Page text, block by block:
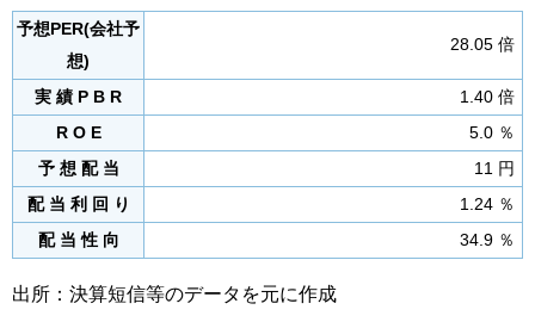
予想PER(会社予
想)
28.05 倍
実 績 P B R
1.40 倍
R O E
5.0 ％
予 想 配 当
11 円
配 当 利 回 り
1.24 ％
配 当 性 向
34.9 ％
出所：決算短信等のデータを元に作成